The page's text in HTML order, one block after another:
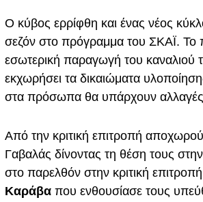
O κύβος ερρίφθη και ένας νέος
σεζόν στο πρόγραμμα του ΣΚΑΪ. Το
εσωτερική παραγωγή του καναλιού
εκχωρήσει τα δικαιώματα
στα πρόσωπα θα υπάρχουν αλλαγές
Από την κριτική επιτροπή
Γαβαλάς δίνοντας τη θέση τους
στο παρελθόν στην κριτική
Καράβαπου ενθουσίασε τους